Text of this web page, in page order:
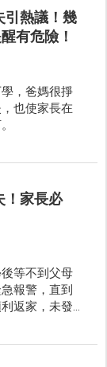
引熱議！幾
有危險！
，爸媽很掙
也使家長在
！家長必
等不到父母
報警，直到
返家，未發